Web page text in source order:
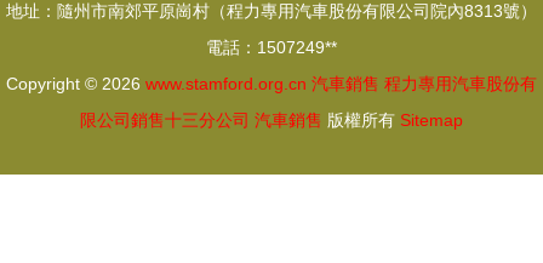
地址：隨州市南郊平原崗村（程力專用汽車股份有限公司院內8313號）
電話：1507249**
Copyright © 2026 www.stamford.org.cn 汽車銷售 程力專用汽車股份有
限公司銷售十三分公司 汽車銷售 版權所有 Sitemap